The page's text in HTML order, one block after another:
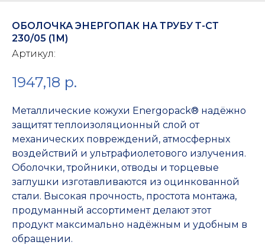
ОБОЛОЧКА ЭНЕРГОПАК НА ТРУБУ Т-СТ
230/05 (1М)
Артикул:
1947,18 р.
Металлические кожухи Energopack® надёжно
защитят теплоизоляционный слой от
механических повреждений, атмосферных
воздействий и ультрафиолетового излучения.
Оболочки, тройники, отводы и торцевые
заглушки изготавливаются из оцинкованной
стали. Высокая прочность, простота монтажа,
продуманный ассортимент делают этот
продукт максимально надёжным и удобным в
обращении.